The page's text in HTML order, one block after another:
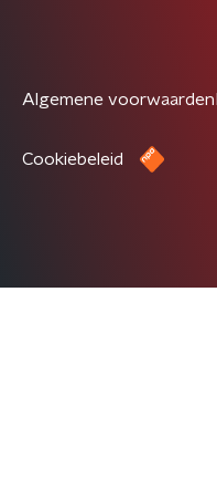
Algemene voorwaarden
Cookiebeleid